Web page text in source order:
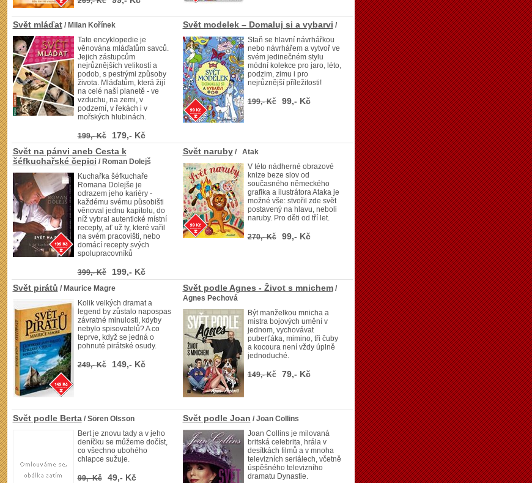
Svět mláďat/ Milan Kořínek
Tato encyklopedie je
věnována mláďatům savců.
Jejich zástupcům
nejrůznějších velikostí a
podob, s pestrými způsoby
života. Mláďatům, která žijí
na celé naší planetě - ve
vzduchu, na zemi, v
podzemí, v řekách i v
mořských hlubinách.
199,- Kč 179,- Kč
Svět modelek – Domaluj si a vybarvi /
Staň se hlavní návrhářkou
nebo návrhářem a vytvoř ve
svém jedinečném stylu
módní kolekce pro jaro, léto,
podzim, zimu i pro
nejrůznější příležitosti!
199,- Kč 99,- Kč
Svět na pánvi aneb Cesta k
šéfkuchařské čepici / Roman Dolejš
Kuchařka šéfkuchaře
Romana Dolejše je
odrazem jeho kariéry -
každému svému působišti
věnoval jednu kapitolu, do
níž vybral autentické místní
recepty, ať už ty, které vařil
na svém pracovišti, nebo
domácí recepty svých
spolupracovníků
399,- Kč 199,- Kč
Svět naruby/ Atak
V této nádherné obrazové
knize beze slov od
současného německého
grafika a ilustrátora Ataka je
možné vše: stvořil zde svět
postavený na hlavu, neboli
naruby. Pro děti od tří let.
270,- Kč 99,- Kč
Svět pirátů / Maurice Magre
Kolik velkých dramat a
legend by zůstalo napospas
závratné minulosti, kdyby
nebylo spisovatelů? A co
teprve, když se jedná o
pohnuté pirátské osudy.
249,- Kč 149,- Kč
Svět podle Agnes - Život s mnichem/
Agnes Pechová
Být manželkou mnicha a
mistra bojových umění v
jednom, vychovávat
puberťáka, mimino, tři čuby
a kocoura není vždy úplně
jednoduché.
149,- Kč 79,- Kč
Svět podle Berta/ Sören Olsson
Bert je znovu tady a v jeho
deníčku se můžeme dočíst,
co všechno ubohého
chlapce sužuje.
99,- Kč 49,- Kč
Svět podle Joan / Joan Collins
Joan Collins je milovaná
britská celebrita, hrála v
desítkách filmů a v mnoha
televizních seriálech, včetně
úspěšného televizního
dramatu Dynastie.